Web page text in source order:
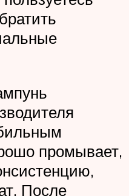
промывает,
После